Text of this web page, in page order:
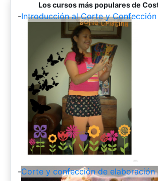
Los cursos más populares de
-Introducción al Corte y
-Corte y confección de elaboración